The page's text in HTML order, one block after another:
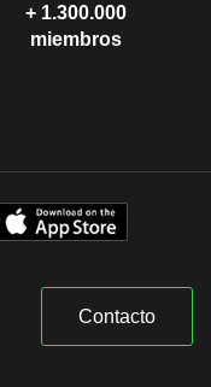
+ 1.300.000
miembros
Contacto